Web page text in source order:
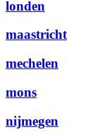
londen
maastricht
mechelen
mons
nijmegen